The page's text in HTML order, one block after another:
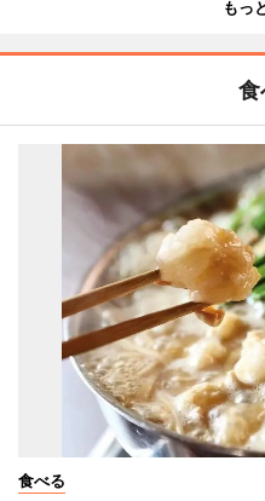
もっ
食
食べる